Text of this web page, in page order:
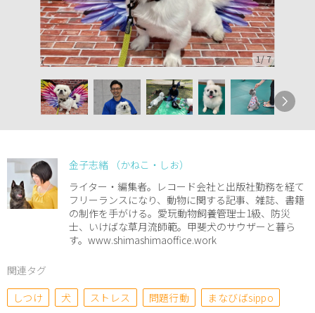
1/7
金子志緒 （かねこ・しお）
ライター・編集者。レコード会社と出版社勤務を経て
フリーランスになり、動物に関する記事、雑誌、書籍
の制作を手がける。愛玩動物飼養管理士1級、防災
士、いけばな草月流師範。甲斐犬のサウザーと暮ら
す。www.shimashimaoffice.work
関連タグ
しつけ
犬 ストレス 問題行動 まなびばsippo